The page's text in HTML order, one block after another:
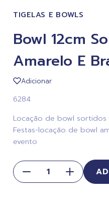
TIGELAS E BOWLS
Bowl 12cm
Amarelo E
Adicionar
6284
Locação de bowl sortidos
Festas-locação de bowl
evento